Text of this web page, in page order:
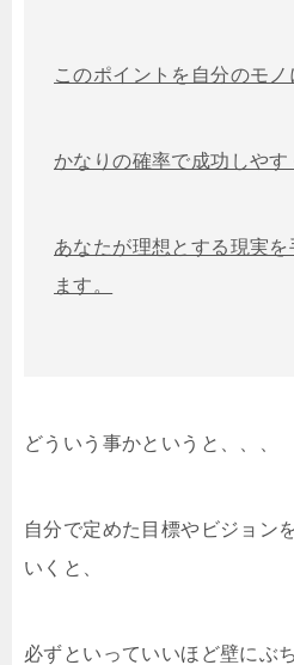
このポイントを自分のモノ
かなりの確率で成功しやす
あなたが理想とする現実を
ます。
どういう事かというと、、、
自分で定めた目標やビジョン
いくと、
必ずといっていいほど壁にぶ